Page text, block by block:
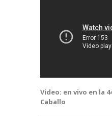
Video: en vivo en la
Caballo